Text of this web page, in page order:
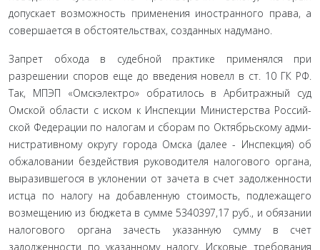
допускает возмож­ность применения иностранного права, а
совершается в обсто­ятельствах, созданных надумано.
Запрет обхода в судебной практике применялся при
разрешении споров еще до введения новелл в ст. 10 ГК РФ.
Так, МПЭП «Омскэлектро» обратилось в Арбитражный суд
Омской области с иском к Инспекции Министерства Россий­
ской Федерации по налогам и сборам по Октябрьскому адми­
нистративному округу города Омска (далее - Инспекция) об
обжаловании бездействия руководителя налогового органа,
выразившегося в уклонении от зачета в счет задолженности
истца по налогу на добавленную стоимость, подлежащего
воз­мещению из бюджета в сумме 5340397,17 руб., и обязании
на­логового органа зачесть указанную сумму в счет
задолженно­сти по указанному налогу. Исковые требования